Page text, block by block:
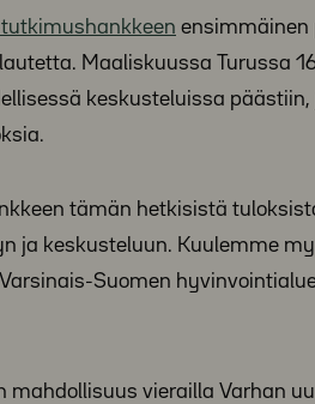
tutkimushankkeen ensimmäinen
Maaliskuussa Turussa
keskusteluissa päästiin,
tämän hetkisistä
ja keskusteluun. Kuulemme
Suomen
mahdollisuus vierailla Varhan